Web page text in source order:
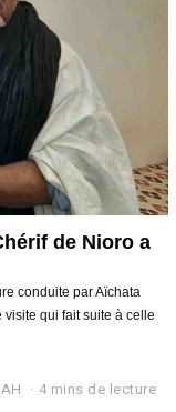
de Nioro a
conduite par Aïchata
visite qui fait suite à celle
4 mins de lecture